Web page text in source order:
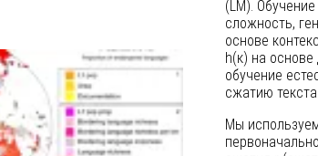
(LM).
сложность,
основе
h(κ) на
обучение
сжатию текста.
Мы